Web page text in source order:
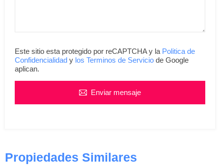
Este sitio esta protegido por reCAPTCHA y la Politica de
Confidencialidad y los Terminos de Servicio de Google
aplican.
Enviar mensaje
Propiedades Similares